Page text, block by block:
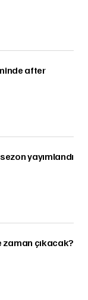
after
yayımlandı
çıkacak?